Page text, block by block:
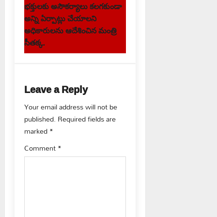
t
n
a
i
g
a
t
భక్తులకు అసౌకర్యాలు కలగకుండా
అన్ని ఏర్పాట్లు చేయాలని
అధికారులను ఆదేశించిన మంత్రి
సీతక్క.
Leave a Reply
Your email address will not be
published. Required fields are
marked*
Comment*